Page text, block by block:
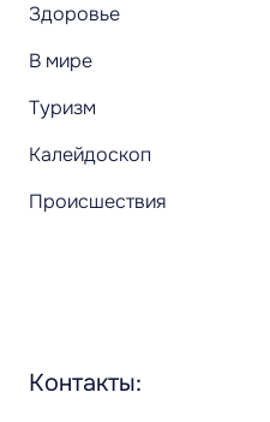
Здоровье
В мире
Туризм
Калейдоскоп
Происшествия
Контакты: